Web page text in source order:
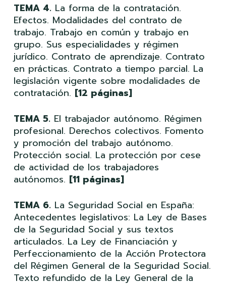
TEMA 4. La forma de la contratación.
Efectos. Modalidades del contrato de
trabajo. Trabajo en común y trabajo en
grupo. Sus especialidades y régimen
jurídico. Contrato de aprendizaje. Contrato
en prácticas. Contrato a tiempo parcial. La
legislación vigente sobre modalidades de
contratación. [12 páginas]
TEMA 5. El trabajador autónomo. Régimen
profesional. Derechos colectivos. Fomento
y promoción del trabajo autónomo.
Protección social. La protección por cese
de actividad de los trabajadores
autónomos. [11 páginas]
TEMA 6. La Seguridad Social en España:
Antecedentes legislativos: La Ley de Bases
de la Seguridad Social y sus textos
articulados. La Ley de Financiación y
Perfeccionamiento de la Acción Protectora
del Régimen General de la Seguridad Social.
Texto refundido de la Ley General de la